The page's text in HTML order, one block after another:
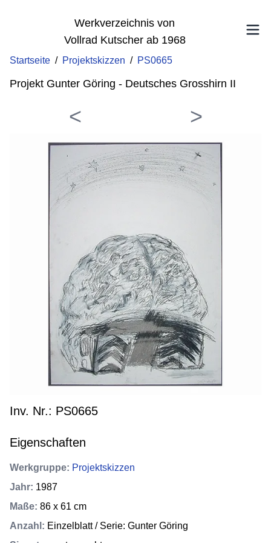
Werkverzeichnis von
Vollrad Kutscher ab 1968
Startseite / Projektskizzen / PS0665
Projekt Gunter Göring - Deutsches Grosshirn II
Inv. Nr.: PS0665
Eigenschaften
Werkgruppe: Projektskizzen
Jahr: 1987
Maße: 86 x 61 cm
Anzahl : Einzelblatt / Serie: Gunter Göring
< >